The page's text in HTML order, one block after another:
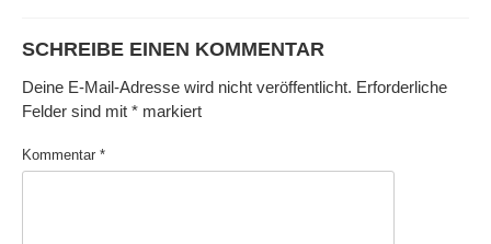
SCHREIBE EINEN KOMMENTAR
Deine E-Mail-Adresse wird nicht veröffentlicht. Erforderliche
Felder sind mit * markiert
Kommentar *